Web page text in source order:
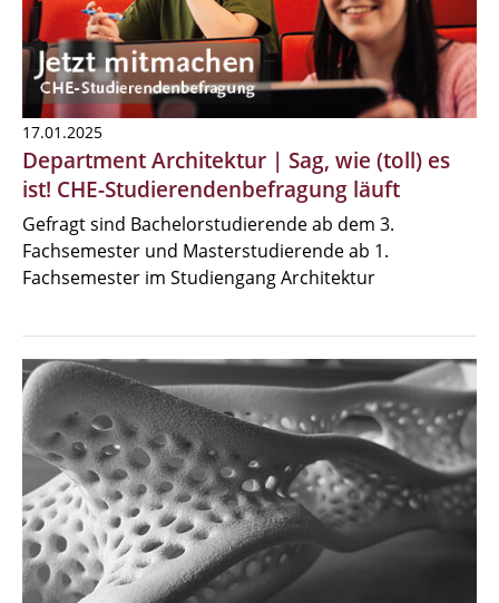
17.01.2025
Department Architektur | Sag, wie (toll) es
ist! CHE-Studierendenbefragung läuft
Gefragt sind Bachelorstudierende ab dem 3.
Fachsemester und Masterstudierende ab 1.
Fachsemester im Studiengang Architektur